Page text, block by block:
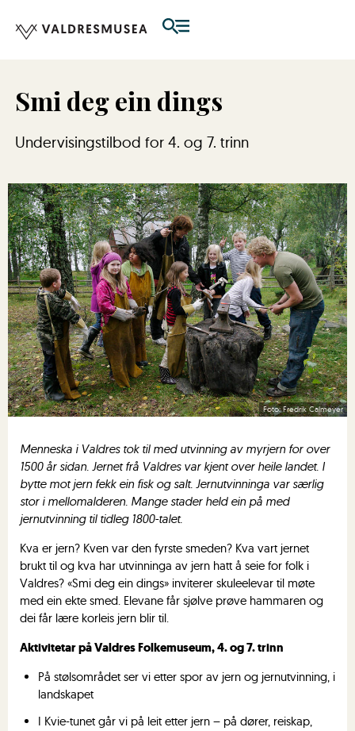
Smi deg ein dings
Undervisingstilbod for 4. og 7. trinn
Fredrik Calmeyer
Menneska i Valdres tok til med utvinning av myrjern for over
1500 år sidan. Jernet frå Valdres var kjent over heile landet. I
bytte mot jern fekk ein fisk og salt. Jernutvinninga var særlig
stor i mellomalderen. Mange stader held ein på med
jernutvinning til tidleg 1800-talet.
Kva er jern? Kven var den fyrste smeden? Kva vart jernet
brukt til og kva har utvinninga av jern hatt å seie for folk i
Valdres? «Smi deg ein dings» inviterer skuleelevar til møte
med ein ekte smed. Elevane får sjølve prøve hammaren og
dei får lære korleis jern blir til.
Aktivitetar på Valdres Folkemuseum, 4. og 7. trinn
På stølsområdet ser vi etter spor av jern og jernutvinning, i
landskapet
I Kvie-tunet går vi på leit etter jern – på dører, reiskap,